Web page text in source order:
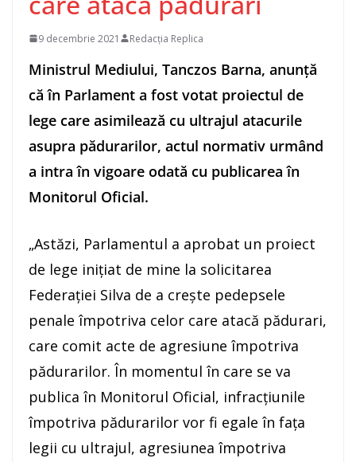
9 decembrie 2021 Redacția Replica
Ministrul Mediului, Tanczos Barna, anunţă
că în Parlament a fost votat proiectul de
lege care asimilează cu ultrajul atacurile
asupra pădurarilor, actul normativ urmând
a intra în vigoare odată cu publicarea în
Monitorul Oficial.
„Astăzi, Parlamentul a aprobat un proiect
de lege iniţiat de mine la solicitarea
Federaţiei Silva de a creşte pedepsele
penale împotriva celor care atacă pădurari,
care comit acte de agresiune împotriva
pădurarilor. În momentul în care se va
publica în Monitorul Oficial, infracţiunile
împotriva pădurarilor vor fi egale în faţa
legii cu ultrajul, agresiunea împotriva